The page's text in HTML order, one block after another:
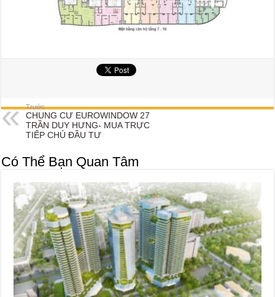
Trước
CHUNG CƯ EUROWINDOW 27
TRẦN DUY HƯNG- MUA TRỰC
TIẾP CHỦ ĐẦU TƯ
Có Thể Bạn Quan Tâm